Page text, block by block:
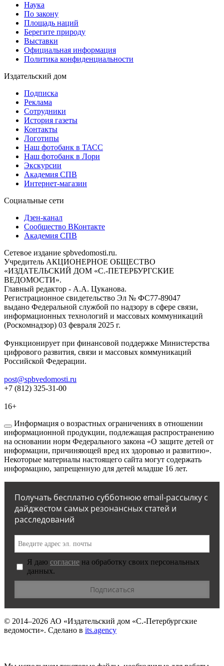
Наука
По закону
Площадь наций
Берегите природу
Выставки
Официальная информация
Политика конфиденциальности
Издательский дом
Подписка
Реклама
Сотрудники
История газеты
Контакты
Логотипы
Наш фотобанк в ТАСС
Наш фотобанк в Лори
Экскурсии
Академия СПВ
Интернет-магазин
Социальные сети
Дзен-канал
Сообщество ВКонтакте
Академия СПВ
Сетевое издание spbvedomosti.ru.
Учредитель АКЦИОНЕРНОЕ ОБЩЕСТВО
«ИЗДАТЕЛЬСКИЙ ДОМ «С.-ПЕТЕРБУРГСКИЕ
ВЕДОМОСТИ».
Главный редактор - А.А. Цуканова.
Регистрационное свидетельство Эл № ФС77-89047
выдано Федеральной службой по надзору в сфере связи,
информационных технологий и массовых коммуникаций
(Роскомнадзор) 03 февраля 2025 г.
Функционирует при финансовой поддержке Министерства
цифрового развития, связи и массовых коммуникаций
Российской Федерации.
post@spbvedomosti.ru
+7 (812) 325-31-00
16+
Информация о возрастных ограничениях в отношении
информационной продукции, подлежащая распространению
на основании норм Федерального закона «О защите детей от
информации, причиняющей вред их здоровью и развитию».
Некоторые материалы настоящего сайта могут содержать
информацию, запрещенную для детей младше 16 лет.
Получать бесплатно субботнюю email-рассылку с
дайджестом самых резонансных статей и
расследований
Я даю согласие на обработку своих персональных
данных.
© 2014–2026 АО «Издательский дом «С.-Петербургские
ведомости». Сделано в its.agency